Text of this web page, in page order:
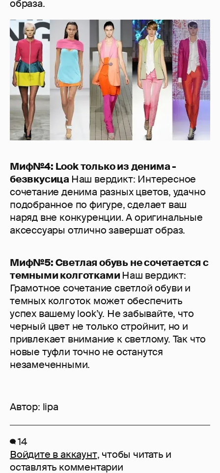
образа.
Миф№4: Look только из денима -
безвкусица Наш вердикт: Интересное
сочетание денима разных цветов, удачно
подобранное по фигуре, сделает ваш
наряд вне конкуренции. А оригинальные
аксессуары отлично завершат образ.
Миф№5: Светлая обувь не сочетается с
темными колготками Наш вердикт:
Грамотное сочетание светлой обуви и
темных колготок может обеспечить
успех вашему look’у. Не забывайте, что
черный цвет не только стройнит, но и
привлекает внимание к светлому. Так что
новые туфли точно не останутся
незамеченными.
Автор: lipa
14
Войдите в аккаунт, чтобы читать и
оставлять комментарии